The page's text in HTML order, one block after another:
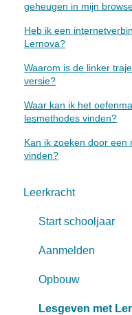
geheugen in mijn
Heb ik een
Lernova?
Waarom is de linker
versie?
Waar kan ik het
lesmethodes vinden?
Kan ik zoeken door
vinden?
Leerkracht
Start schooljaar
Aanmelden
Opbouw
Lesgeven met